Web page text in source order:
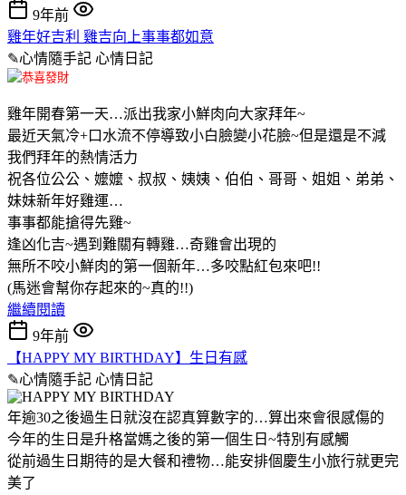
9年前
雞年好吉利 雞吉向上事事都如意
✎心情隨手記 心情日記
雞年開春第一天…派出我家小鮮肉向大家拜年~
最近天氣冷+口水流不停導致小白臉變小花臉~但是還是不減
我們拜年的熱情活力
祝各位公公、嬤嬤、叔叔、姨姨、伯伯、哥哥、姐姐、弟弟、
妹妹新年好雞運…
事事都能搶得先雞~
逢凶化吉~遇到難關有轉雞…奇雞會出現的
無所不咬小鮮肉的第一個新年…多咬點紅包來吧!!
(馬迷會幫你存起來的~真的!!)
繼續閱讀
9年前
【HAPPY MY BIRTHDAY】生日有感
✎心情隨手記 心情日記
年逾30之後過生日就沒在認真算數字的…算出來會很感傷的
今年的生日是升格當媽之後的第一個生日~特別有感觸
從前過生日期待的是大餐和禮物…能安排個慶生小旅行就更完
美了